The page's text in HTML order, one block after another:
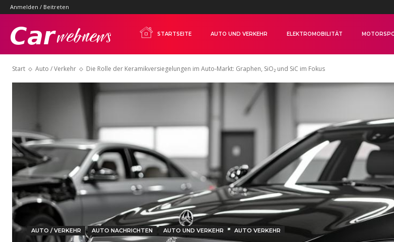
Anmelden / Beitreten
Carwebnews.comSTARTSEITE AUTO UND VERKEHR ELEKTROMOBILITÄT
Start Auto / Verkehr Die Rolle der Keramikversiegelungen im Auto-Markt: Graphen, SiO₂ und SiC im Fokus
AUTO / VERKEHR AUTO NACHRICHTEN AUTO UND VERKEHR AUTO VERKEHR